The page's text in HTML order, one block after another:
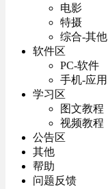
电影
特摄
综合-其他
软件区
PC-软件
手机-应用
学习区
图文教程
视频教程
公告区
其他
帮助
问题反馈